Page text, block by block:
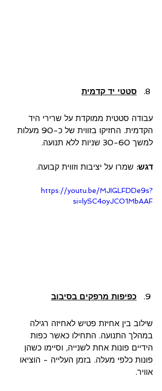
סטטי יד קדמית
עבודה סטטית ממוקדת על שרירי היד
הקדמית. החזיקו בזווית של כ-90 מעלות
למשך 30-60 שניות ללא תנועה.
דגש: שמרו על יציבות וזווית קבועה.
https://youtu.be/MJIGLFDDe9s?
si=lySC4oyJCO1MbAAF
כפיפות מרפקים בסיבוב
שילוב בין אחיזת פטיש לאחיזה רגילה
במהלך התנועה. התחילו כאשר כפות
הידיים פונות אחת לשנייה, וסיימו כשהן
פונות כלפי מעלה. בזמן העלייה - הוציאו
אוויר.